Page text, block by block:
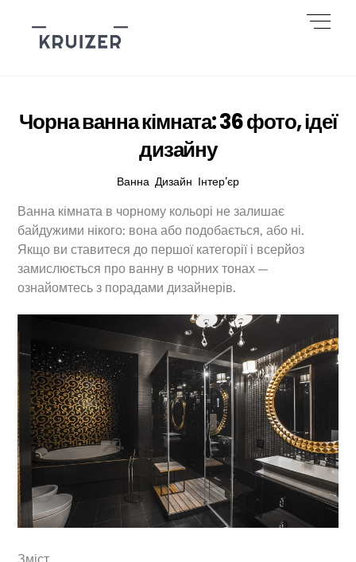
content
Чорна ванна кімната: 36 фото, ідеї
дизайну
Ванна Дизайн Інтер’єр
Ванна кімната в чорному кольорі не залишає
байдужими нікого: вона або подобається, або ні.
Якщо ви ставитеся до першої категорії і всерйоз
замислюється про ванну в чорних тонах —
ознайомтесь з порадами дизайнерів.